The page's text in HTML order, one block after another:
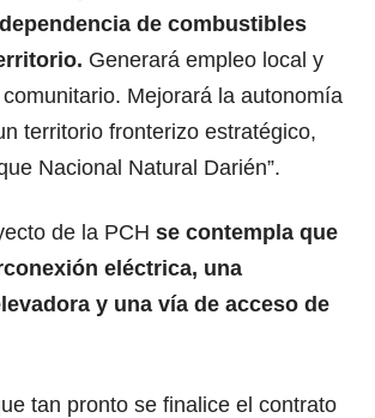
de combustibles
Generará empleo local y
Mejorará la autonomía
territorio fronterizo estratégico,
Nacional Natural Darién”.
de la PCH se contempla que
eléctrica, una
y una vía de acceso de
tan pronto se finalice el contrato